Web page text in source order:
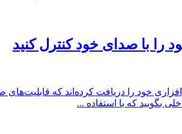
بگویید که با استفاده ...